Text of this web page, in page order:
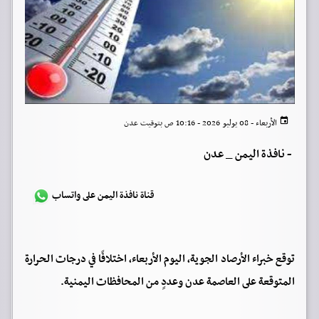
الأربعاء - 08 يوليو 2026 - 10:16 ص بتوقيت عدن
-نافذة اليمن _ عدن
قناة نافذة اليمن على واتساب
توقع خبراء الأرصاد الجوية، اليوم الأربعاء، اختلافًا في درجات الحرارة
المتوقعة على العاصمة عدن وعددٍ من المحافظات اليمنية.